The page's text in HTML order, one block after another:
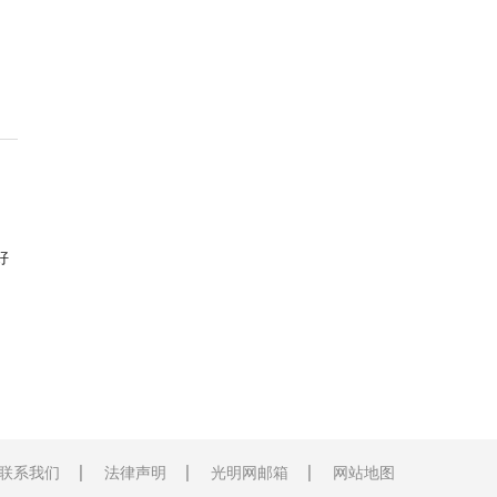
系我们 法律声明 光明网邮箱 网站地图